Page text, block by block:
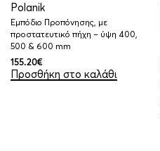
Polanik
Εμπόδιο Προπόνησης, με
προστατευτικό πήχη – ύψη 400,
500 & 600 mm
155.20€
Προσθήκη στο καλάθι